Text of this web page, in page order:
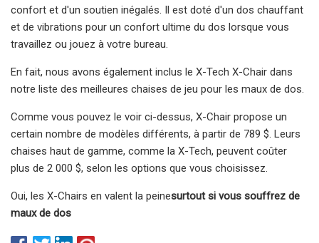
confort et d'un soutien inégalés. Il est doté d'un dos chauffant
et de vibrations pour un confort ultime du dos lorsque vous
travaillez ou jouez à votre bureau.
En fait, nous avons également inclus le X-Tech X-Chair dans
notre liste des meilleures chaises de jeu pour les maux de dos.
Comme vous pouvez le voir ci-dessus, X-Chair propose un
certain nombre de modèles différents, à partir de 789 $. Leurs
chaises haut de gamme, comme la X-Tech, peuvent coûter
plus de 2 000 $, selon les options que vous choisissez.
Oui, les X-Chairs en valent la peinesurtout si vous souffrez de
maux de dos